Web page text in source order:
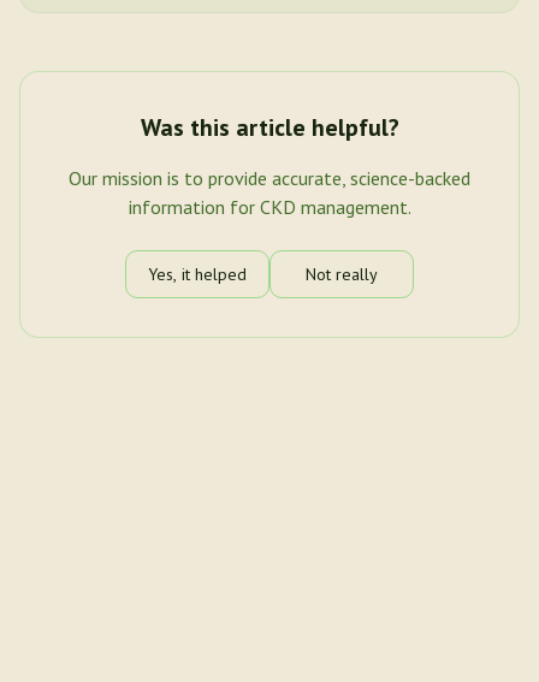
Was this article helpful?
Our mission is to provide accurate, science-backed
information for CKD management.
Yes, it helped Not really